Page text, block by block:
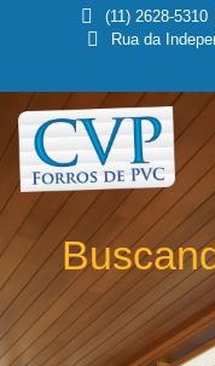
(11) 2628-5310
Rua da